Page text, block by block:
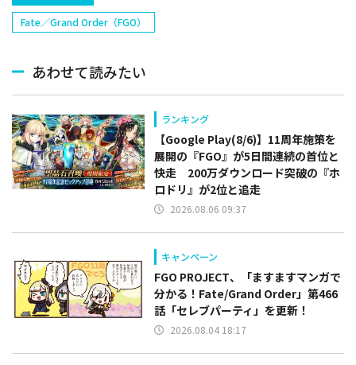
Fate／Grand Order（FGO）
あわせて読みたい
ランキング
【Google Play(8/6)】11周年施策を
展開の『FGO』が5日間連続の首位と
快走 200万ダウンロード突破の『ホ
ロドリ』が2位と追走
2026.08.06 09:37
キャンペーン
FGO PROJECT、「ますますマンガで
分かる！Fate/Grand Order」第466
話「セレブパーティ」を更新！
2026.08.04 18:17